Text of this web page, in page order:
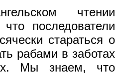
чтении
последователи
стараться о
рабами в заботах
Мы знаем, что